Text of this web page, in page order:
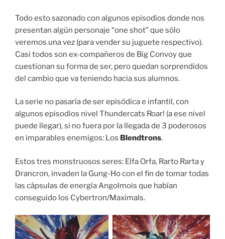
Todo esto sazonado con algunos episodios donde nos
presentan algún personaje “one shot” que sólo
veremos una vez (para vender su juguete respectivo).
Casi todos son ex-compañeros de Big Convoy que
cuestionan su forma de ser, pero quedan sorprendidos
del cambio que va teniendo hacia sus alumnos.
La serie no pasaría de ser episódica e infantil, con
algunos episodios nivel Thundercats Roar! (a ese nivel
puede llegar), si no fuera por la llegada de 3 poderosos
en imparables enemigos: Los Blendtrons.
Estos tres monstruosos seres: Elfa Orfa, Rarto Rarta y
Drancron, invaden la Gung-Ho con el fin de tomar todas
las cápsulas de energía Angolmois que habían
conseguido los Cybertron/Maximals.